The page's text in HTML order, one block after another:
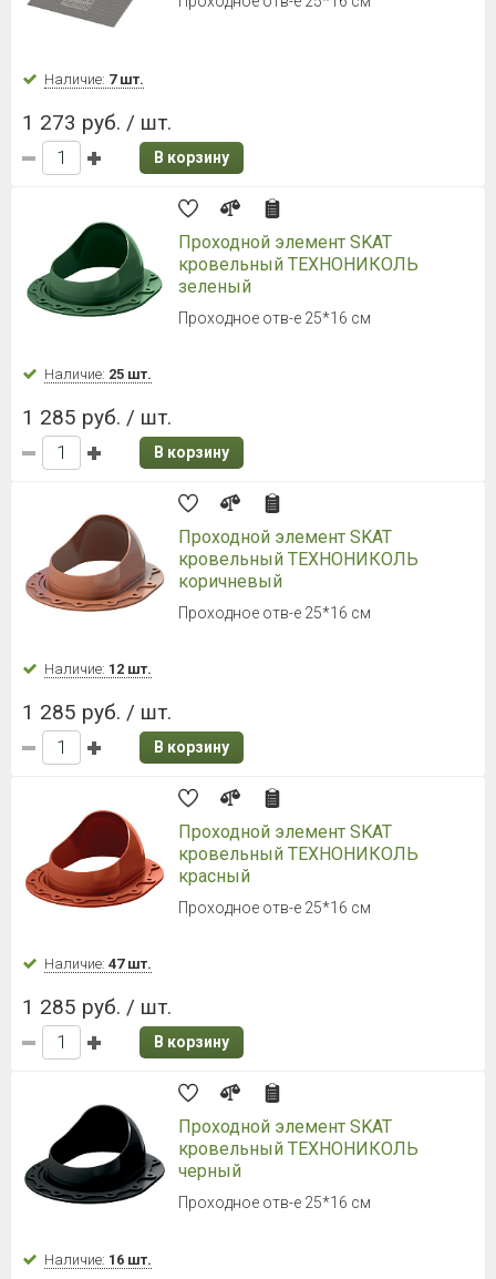
Наличие: 7 шт.
1 273 руб. / шт.
В корзину
Проходной элемент SKAT
кровельный ТЕХНОНИКОЛЬ
зеленый
Проходное отв-е 25*16 см
Наличие: 25 шт.
1 285 руб. / шт.
В корзину
Проходной элемент SKAT
кровельный ТЕХНОНИКОЛЬ
коричневый
Проходное отв-е 25*16 см
Наличие: 12 шт.
1 285 руб. / шт.
В корзину
Проходной элемент SKAT
кровельный ТЕХНОНИКОЛЬ
красный
Проходное отв-е 25*16 см
Наличие: 47 шт.
1 285 руб. / шт.
В корзину
Проходной элемент SKAT
кровельный ТЕХНОНИКОЛЬ
черный
Проходное отв-е 25*16 см
Наличие: 16 шт.